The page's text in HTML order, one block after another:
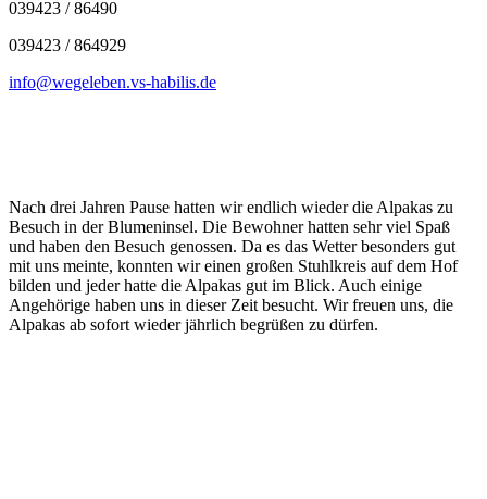
039423 / 86490
039423 / 864929
info@wegeleben.vs-habilis.de
Nach drei Jahren Pause hatten wir endlich wieder die Alpakas zu
Besuch in der Blumeninsel. Die Bewohner hatten sehr viel Spaß
und haben den Besuch genossen. Da es das Wetter besonders gut
mit uns meinte, konnten wir einen großen Stuhlkreis auf dem Hof
bilden und jeder hatte die Alpakas gut im Blick. Auch einige
Angehörige haben uns in dieser Zeit besucht. Wir freuen uns, die
Alpakas ab sofort wieder jährlich begrüßen zu dürfen.